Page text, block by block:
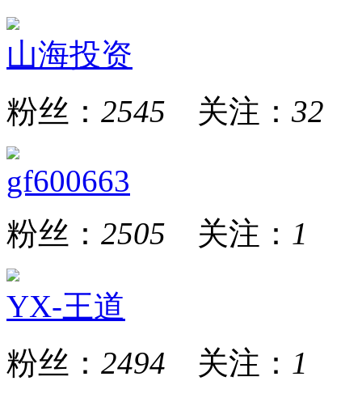
山海投资
粉丝： 2545 关注： 32
gf600663
粉丝： 2505 关注： 1
YX-王道
粉丝： 2494 关注： 1